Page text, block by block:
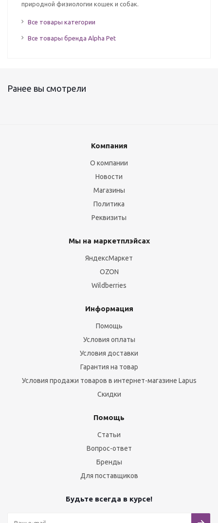
природной физиологии кошек и собак.
Все товары категории
Все товары бренда Alpha Pet
Ранее вы смотрели
Компания
О компании
Новости
Магазины
Политика
Реквизиты
Мы на маркетплэйсах
ЯндексМаркет
OZON
Wildberries
Информация
Помощь
Условия оплаты
Условия доставки
Гарантия на товар
Условия продажи товаров в интернет-магазине Lapus
Скидки
Помощь
Статьи
Вопрос-ответ
Бренды
Для поставщиков
Будьте всегда в курсе!